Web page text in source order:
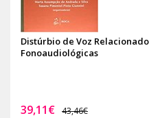
Distúrbio de Voz
Fonoaudiológicas
39,11€ 43,46€